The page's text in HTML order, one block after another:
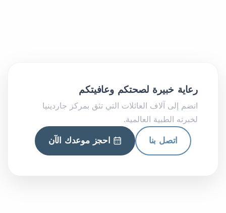
رعاية خبيرة لصحتكم وعافيتكم
انضم إلى آلاف العائلات التي تثق بمركز جاردينيا
لخبرته الطبية العالمية.
اتصل بنا احجز موعدك الآن